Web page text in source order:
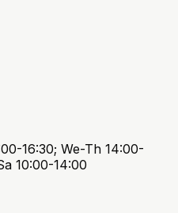
16:30; We-Th 14:00-
10:00-14:00